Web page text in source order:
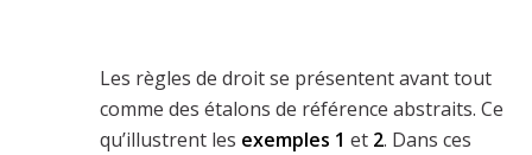
Les règles de droit se présentent avant tout
comme des étalons de référence abstraits. Ce
qu’illustrent les exemples 1 et 2. Dans ces